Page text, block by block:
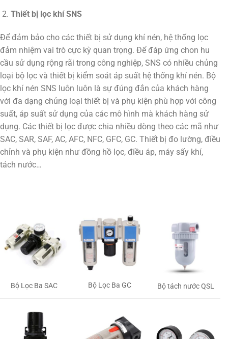
Thiết bị lọc khí SNS
Để đảm bảo cho các thiết bị sử dụng khí nén, hệ thống lọc
đảm nhiệm vai trò cực kỳ quan trọng. Để đáp ứng chon hu
cầu sử dụng rộng rãi trong công nghiệp, SNS có nhiều chủng
loại bộ lọc và thiết bị kiểm soát áp suất hệ thống khí nén. Bộ
lọc khí nén SNS luôn luôn là sự đúng đắn của khách hàng
với đa dạng chủng loại thiết bị và phụ kiện phù hợp với công
suất, áp suất sử dụng của các mô hình mà khách hàng sử
dụng. Các thiết bị lọc được chia nhiều dòng theo các mã như
SAC, SAR, SAF, AC, AFC, NFC, GFC, GC. Thiết bị đo lường, điều
chỉnh và phụ kiện như đồng hồ lọc, điều áp, máy sấy khí,
tách nước…
Bộ Lọc Ba SAC Bộ Lọc Ba GC Bộ tách nước QSL